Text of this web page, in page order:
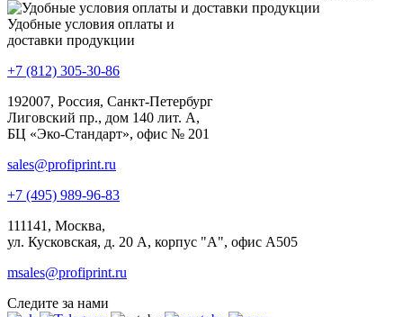
Удобные условия оплаты и
доставки продукции
+7 (812) 305-30-86
192007, Россия, Санкт-Петербург
Лиговский пр., дом 140 лит. А,
БЦ «Эко-Стандарт», офис № 201
sales@profiprint.ru
+7 (495) 989-96-83
111141, Москва,
ул. Кусковская, д. 20 А, корпус "А", офис А505
msales@profiprint.ru
Следите за нами